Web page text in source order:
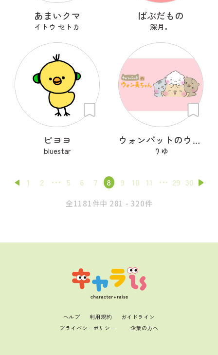
あまいクマ
イトウ セトカ
ばぶだもの
深月。
ピヨヨ
bluestar
ウォンバットのウォン美ちゃん
りゆ
1 2 5 6 7 8 9 10 11 29 30
全1181件中 281 - 320件
ヘルプ 利用規約
ガイドライン
プライバシーポリシー
企業の方へ